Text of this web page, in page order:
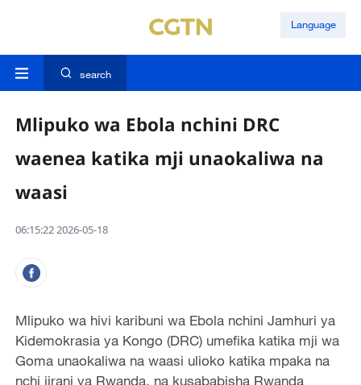
Language
search
Mlipuko wa Ebola nchini DRC
waenea katika mji unaokaliwa na
waasi
06:15:22 2026-05-18
Mlipuko wa hivi karibuni wa Ebola nchini Jamhuri ya
Kidemokrasia ya Kongo (DRC) umefika katika mji wa
Goma unaokaliwa na waasi ulioko katika mpaka na
nchi jirani ya Rwanda, na kusababisha Rwanda